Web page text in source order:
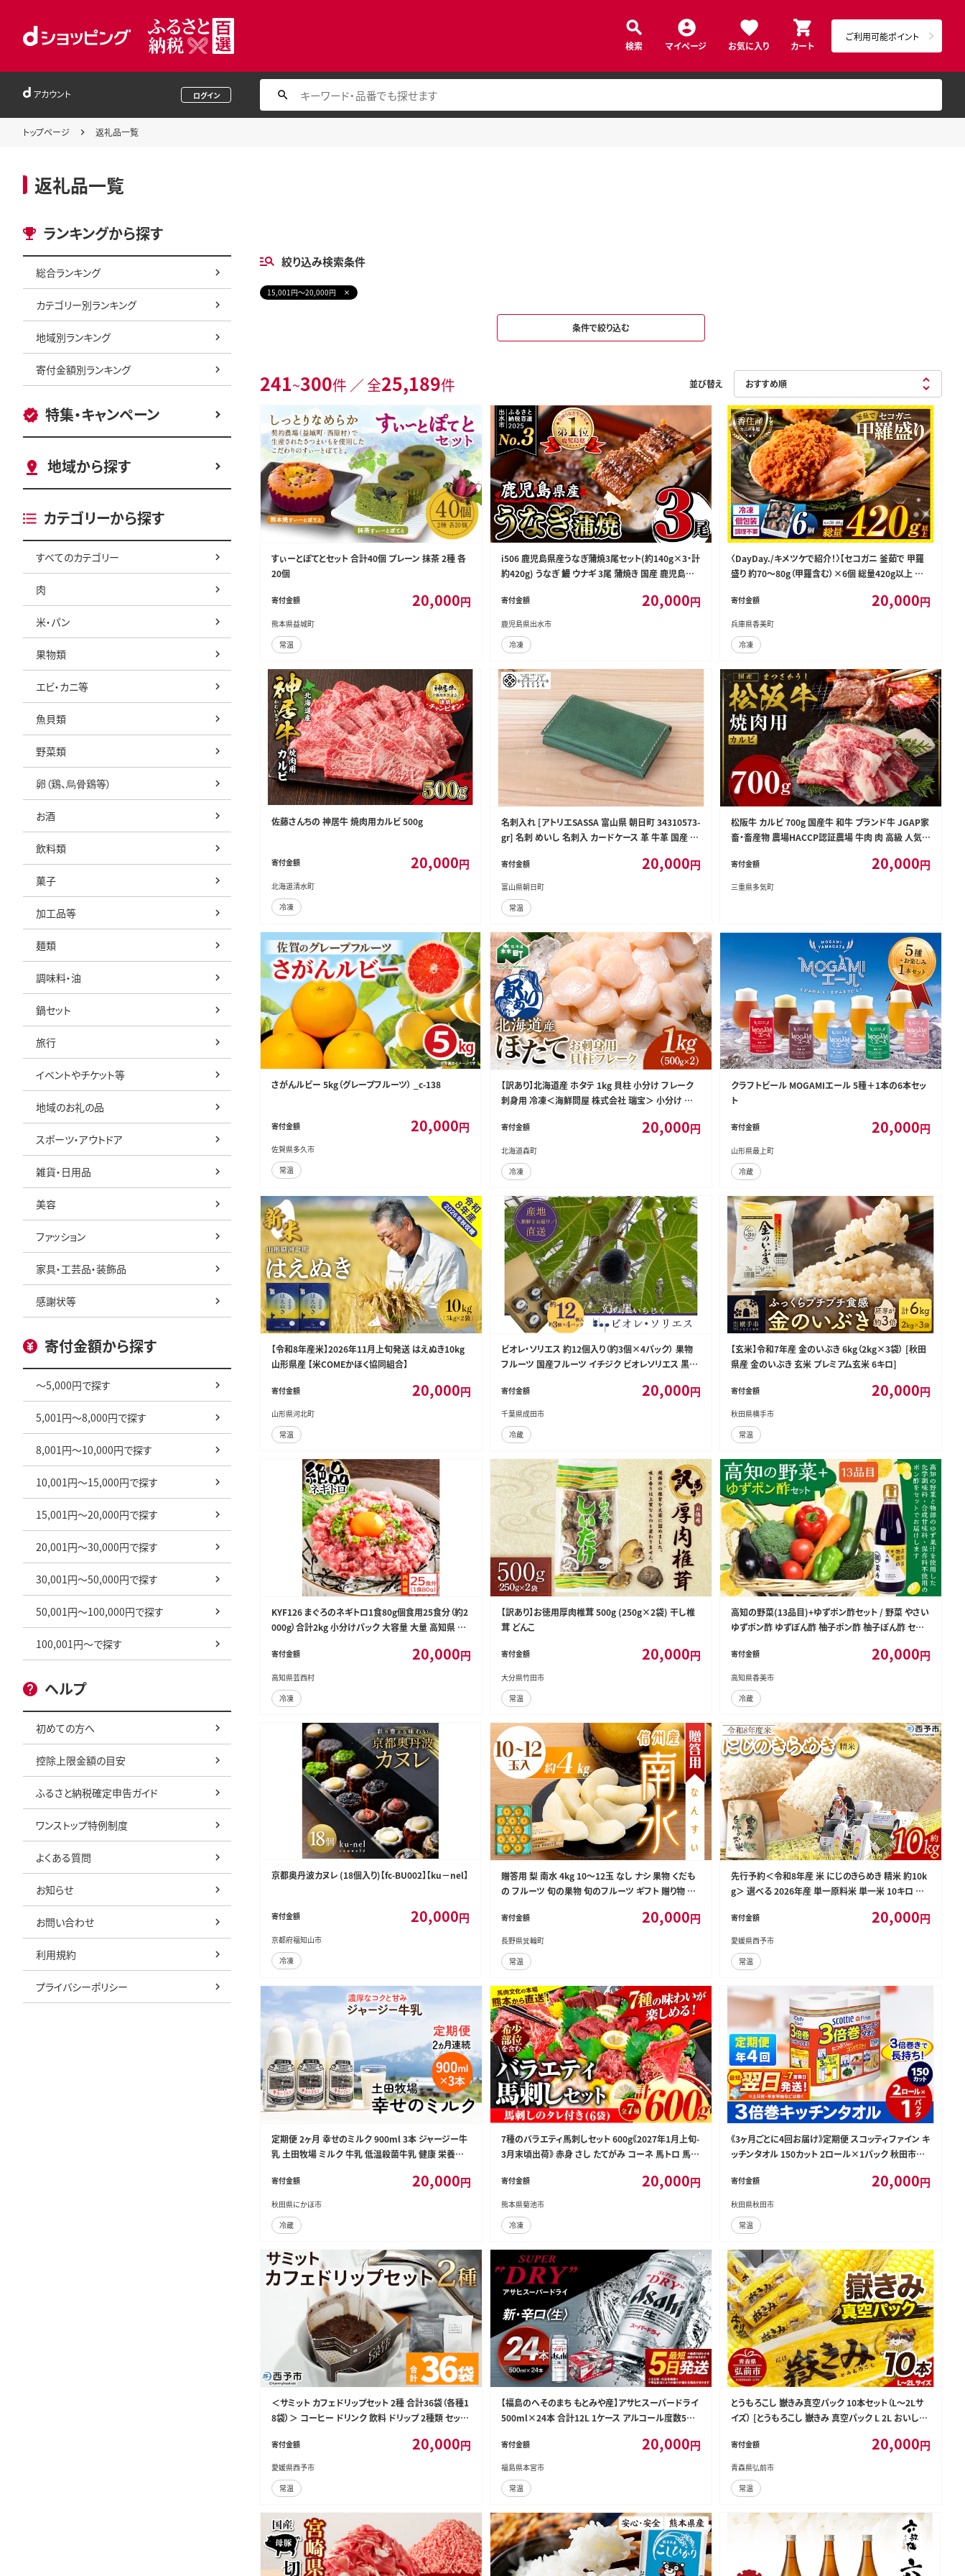
検索 マイページ お気に入り カート
ご利用可能ポイント
アカウント ログイン
トップページ 返礼品一覧
返礼品一覧
ランキングから探す
総合ランキング
カテゴリー別ランキング
地域別ランキング
寄付金額別ランキング
特集・キャンペーン
地域から探す
カテゴリーから探す
すべてのカテゴリー
肉
米・パン
果物類
エビ・カニ等
魚貝類
野菜類
卵（鶏、烏骨鶏等）
お酒
飲料類
菓子
加工品等
麺類
調味料・油
鍋セット
旅行
イベントやチケット等
地域のお礼の品
スポーツ・アウトドア
雑貨・日用品
美容
ファッション
家具・工芸品・装飾品
感謝状等
寄付金額から探す
～5,000円で探す
5,001円～8,000円で探す
8,001円～10,000円で探す
10,001円～15,000円で探す
15,001円～20,000円で探す
20,001円～30,000円で探す
30,001円～50,000円で探す
50,001円～100,000円で探す
100,001円～で探す
ヘルプ
初めての方へ
控除上限金額の目安
ふるさと納税確定申告ガイド
ワンストップ特例制度
よくある質問
お知らせ
お問い合わせ
利用規約
プライバシーポリシー
絞り込み検索条件
15,001円～20,000円
条件で絞り込む
241~300件 ／ 全25,189件 並び替え
すぃーとぽてとセット 合計40個 プレーン 抹茶 2種 各
20個
寄付金額 20,000円
熊本県益城町
常温
i506 鹿児島県産うなぎ蒲焼3尾セット(約140g×3・計
約420g) うなぎ 鰻 ウナギ 3尾 蒲焼き 国産 鹿児島県
特別な日 土用の丑の日【薩摩川内鰻】
寄付金額 20,000円
鹿児島県出水市
冷凍
〈DayDay./キメツケで紹介！〉【セコガニ 釜茹で 甲羅
盛り 約70～80g（甲羅含む）×6個 総量420g以上 冷
寄付金額 20,000円
兵庫県香美町
冷凍
佐藤さんちの 神居牛 焼肉用カルビ 500g
寄付金額 20,000円
北海道清水町
冷凍
名刺入れ [アトリエSASSA 富山県 朝日町 34310573-
gr] 名刺 めいし 名刺入 カードケース 革 牛革 国産 レ
寄付金額 20,000円
富山県朝日町
常温
松阪牛 カルビ 700g 国産牛 和牛 ブランド牛 JGAP家
畜・畜産物 農場HACCP認証農場 牛肉 肉 高級 人気
松坂牛 松坂 BBQ キャンプ 焼肉 ザ・カルビ ソトバラ
三重県 多気町 SS-83
寄付金額 20,000円
三重県多気町
さがんルビー 5kg（グレープフルーツ） _c-138
寄付金額 20,000円
佐賀県多久市
常温
【訳あり】北海道産 ホタテ 1kg 貝柱 小分け フレーク
刺身用 冷凍＜海鮮問屋 株式会社 瑞宝＞ 小分け 森
魚介類 貝柱 ふるさと納税 北海道 訳あり mr1-1183
寄付金額 20,000円
北海道森町
冷凍
クラフトビール MOGAMIエール 5種＋1本の6本セッ
ト
寄付金額 20,000円
山形県最上町
冷蔵
【令和8年産米】2026年11月上旬発送 はえぬき10kg
山形県産 【米COMEかほく協同組合】
寄付金額 20,000円
山形県河北町
常温
ビオレ・ソリエス 約12個入り（約3個×4パック） 果物
フルーツ 国産フルーツ イチジク ビオレソリエス 黒い
寄付金額 20,000円
千葉県成田市
冷蔵
【玄米】令和7年産 金のいぶき 6kg（2kg×3袋） [秋田
県産 金のいぶき 玄米 プレミアム玄米 6キロ]
寄付金額 20,000円
秋田県横手市
常温
KYF126 まぐろのネギトロ1食80g個食用25食分（約2
000g）合計2kg 小分けパック 大容量 大量 高知県 返
鮮丼 そぼろ お寿司 軍艦巻き 手巻き寿司 おかず 便利
かんたん 自然解凍 個食 冷凍配送 お手軽 おいしい 2
5人前 どんぶり
寄付金額 20,000円
高知県芸西村
冷凍
【訳あり】お徳用厚肉椎茸 500g (250g×2袋) 干し椎
茸 どんこ
寄付金額 20,000円
大分県竹田市
常温
高知の野菜(13品目)+ゆずポン酢セット / 野菜 やさい
ゆずポン酢 ゆずぽん酢 柚子ポン酢 柚子ぽん酢 セット
寄付金額 20,000円
高知県香美市
冷蔵
京都奥丹波カヌレ (18個入り)【fc-BU002】【ku－nel】
寄付金額 20,000円
京都府福知山市
冷凍
贈答用 梨 南水 4kg 10～12玉 なし ナシ 果物 くだも
の フルーツ 旬の果物 旬のフルーツ ギフト 贈り物 プ
寄付金額 20,000円
長野県箕輪町
常温
先行予約＜令和8年産 米 にじのきらめき 精米 約10k
g＞ 選べる 2026年産 単一原料米 単一米 10キロ ニ
樹園 愛媛県 西予市【常温】『2026年10月頃から順次
出荷予定』
寄付金額 20,000円
愛媛県西予市
常温
定期便 2ヶ月 幸せのミルク 900ml 3本 ジャージー牛
乳 土田牧場 ミルク 牛乳 低温殺菌牛乳 健康 栄養豊
寄付金額 20,000円
秋田県にかほ市
冷蔵
7種のバラエティ馬刺しセット 600g《2027年1月上旬-
3月末頃出荷》 赤身 さし たてがみ コーネ 馬トロ 馬ひ
肉よりヘルシー 馬肉 バラエティセット 生食 熊本県送
料無料---300-5469---
寄付金額 20,000円
熊本県菊池市
冷凍
《3ヶ月ごとに4回お届け》定期便 スコッティファイン キ
ッチンタオル 150カット 2ロール×1パック 秋田市オ
寄付金額 20,000円
秋田県秋田市
常温
＜サミット カフェドリップセット 2種 合計36袋（各種1
8袋）＞ コーヒー ドリンク 飲料 ドリップ 2種類 セット
ヒー 有限会社末光商店 愛媛県 西予市 【常温】『1か月
以内に順次出荷予定』
寄付金額 20,000円
愛媛県西予市
常温
【福島のへそのまち もとみや産】アサヒスーパードライ
500ml×24本 合計12L 1ケース アルコール度数5%
dry 24缶 辛口 送料無料 カメイ 本宮市【07214-020
7】
寄付金額 20,000円
福島県本宮市
常温
とうもろこし 嶽きみ真空パック 10本セット（L～2Lサ
イズ） [とうもろこし 嶽きみ 真空パック L 2L おいしい
森 美味 野菜]
寄付金額 20,000円
青森県弘前市
常温